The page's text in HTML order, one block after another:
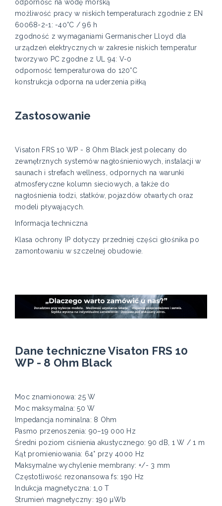
odporność na wodę morską
możliwość pracy w niskich temperaturach zgodnie z EN
60068-2-1: -40°C / 96 h
zgodność z wymaganiami Germanischer Lloyd dla
urządzeń elektrycznych w zakresie niskich temperatur
tworzywo PC zgodne z UL 94: V-0
odporność temperaturowa do 120°C
konstrukcja odporna na uderzenia piłką
Zastosowanie
Visaton FRS 10 WP - 8 Ohm Black jest polecany do
zewnętrznych systemów nagłośnieniowych, instalacji w
saunach i strefach wellness, odpornych na warunki
atmosferyczne kolumn sieciowych, a także do
nagłośnienia łodzi, statków, pojazdów otwartych oraz
modeli pływających.
Informacja techniczna
Klasa ochrony IP dotyczy przedniej części głośnika po
zamontowaniu w szczelnej obudowie.
Dane techniczne Visaton FRS 10
WP - 8 Ohm Black
Moc znamionowa: 25 W
Moc maksymalna: 50 W
Impedancja nominalna: 8 Ohm
Pasmo przenoszenia: 90–19 000 Hz
Średni poziom ciśnienia akustycznego: 90 dB, 1 W / 1 m
Kąt promieniowania: 64° przy 4000 Hz
Maksymalne wychylenie membrany: +/- 3 mm
Częstotliwość rezonansowa fs: 190 Hz
Indukcja magnetyczna: 1,0 T
Strumień magnetyczny: 190 µWb